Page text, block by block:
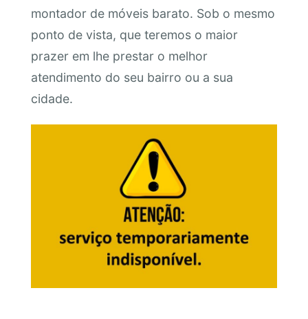
montador de móveis barato. Sob o mesmo
ponto de vista, que teremos o maior
prazer em lhe prestar o melhor
atendimento do seu bairro ou a sua
cidade.